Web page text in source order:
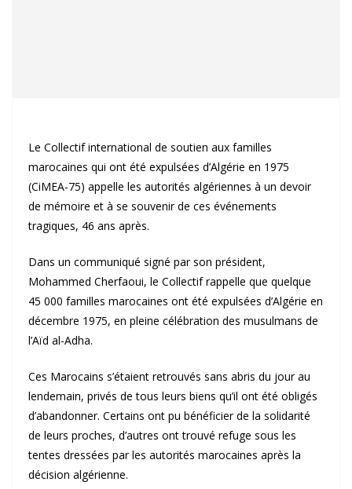
Le Collectif international de soutien aux familles
marocaines qui ont été expulsées d’Algérie en 1975
(CiMEA-75) appelle les autorités algériennes à un devoir
de mémoire et à se souvenir de ces événements
tragiques, 46 ans après.
Dans un communiqué signé par son président,
Mohammed Cherfaoui, le Collectif rappelle que quelque
45 000 familles marocaines ont été expulsées d’Algérie en
décembre 1975, en pleine célébration des musulmans de
l’Aïd al-Adha.
Ces Marocains s’étaient retrouvés sans abris du jour au
lendemain, privés de tous leurs biens qu’il ont été obligés
d’abandonner. Certains ont pu bénéficier de la solidarité
de leurs proches, d’autres ont trouvé refuge sous les
tentes dressées par les autorités marocaines après la
décision algérienne.